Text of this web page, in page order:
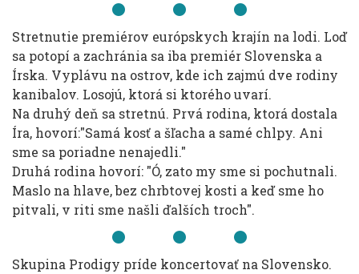
Stretnutie premiérov európskych krajín na lodi. Loď
sa potopí a zachránia sa iba premiér Slovenska a
Írska. Vyplávu na ostrov, kde ich zajmú dve rodiny
kanibalov. Losojú, ktorá si ktorého uvarí.
Na druhý deň sa stretnú. Prvá rodina, ktorá dostala
Íra, hovorí:"Samá kosť a šľacha a samé chlpy. Ani
sme sa poriadne nenajedli."
Druhá rodina hovorí: "Ó, zato my sme si pochutnali.
Maslo na hlave, bez chrbtovej kosti a keď sme ho
pitvali, v riti sme našli ďalších troch".
Skupina Prodigy príde koncertovať na Slovensko.